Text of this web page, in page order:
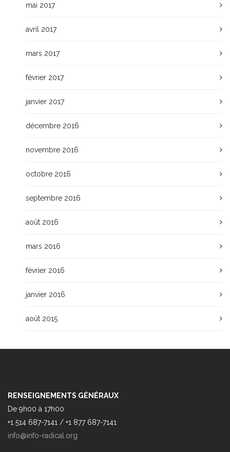
mai 2017
avril 2017
mars 2017
février 2017
janvier 2017
décembre 2016
novembre 2016
octobre 2016
septembre 2016
août 2016
mars 2016
février 2016
janvier 2016
août 2015
RENSEIGNEMENTS GÉNÉRAUX
De 9h00 à 17h00
+1 514 687-7141 / +1 877 687-7141
info@info-radical.org